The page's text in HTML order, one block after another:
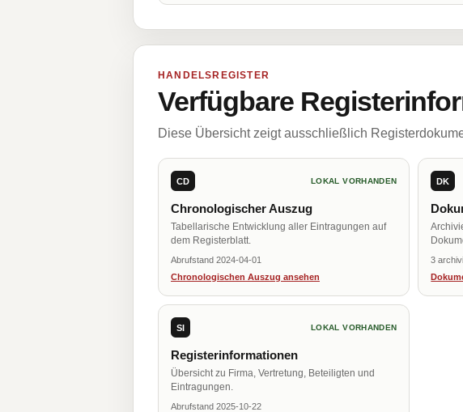
HANDELSREGISTER
Verfügbare
Diese Übersicht zeigt ausschließlich
CD LOKAL VORHANDEN
Chronologischer Auszug
Tabellarische Entwicklung aller Eintragungen auf
dem Registerblatt.
Abrufstand 2024-04-01
Chronologischen Auszug ansehen
DK
3
SI LOKAL VORHANDEN
Registerinformationen
Übersicht zu Firma, Vertretung, Beteiligten und
Eintragungen.
Abrufstand 2025-10-22